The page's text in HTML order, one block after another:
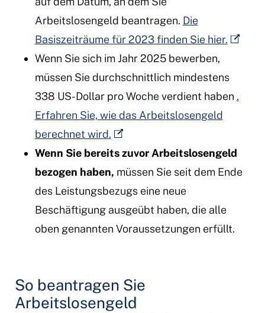
Arbeitslosengeld beantragen. Die
Basiszeiträume für 2023 finden Sie hier.
Wenn Sie sich im Jahr 2025 bewerben,
müssen Sie durchschnittlich mindestens
338 US-Dollar pro Woche verdient haben .
Erfahren Sie, wie das Arbeitslosengeld
berechnet wird.
Wenn Sie bereits zuvor Arbeitslosengeld
bezogen haben, müssen Sie seit dem Ende
des Leistungsbezugs eine neue
Beschäftigung ausgeübt haben, die alle
oben genannten Voraussetzungen erfüllt.
So beantragen Sie
Arbeitslosengeld